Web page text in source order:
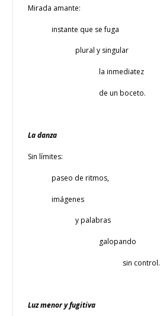
Mirada amante:
instante que se fuga
plural y singular
la inmediatez
de un boceto.
La danza
Sin límites:
paseo de ritmos,
imágenes
y palabras
galopando
sin control.
Luz menor y fugitiva